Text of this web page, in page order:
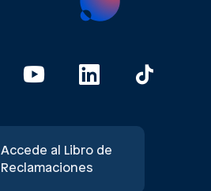
Accede al Libro de
Reclamaciones